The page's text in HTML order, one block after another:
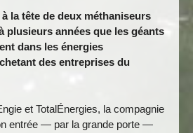
la tête de deux méthaniseurs
plusieurs années que les géants
dans les énergies
des entreprises du
et TotalÉnergies, la compagnie
entrée — par la grande porte —